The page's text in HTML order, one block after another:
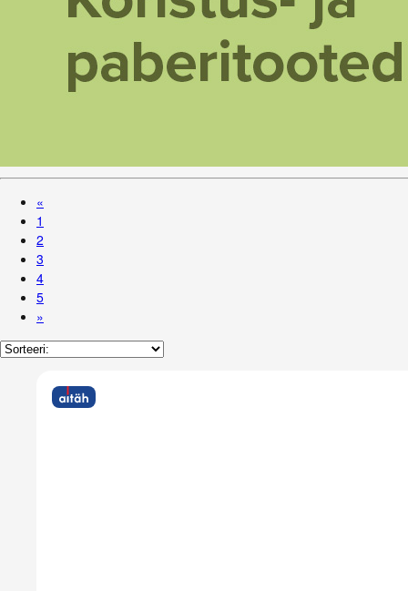
«
1
2
3
4
5
»